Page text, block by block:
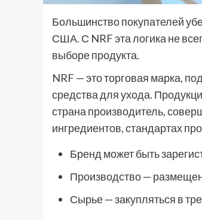
Большинство покупателей
США. С NRF эта логика не
выборе продукта.
NRF — это торговая марка,
средства для ухода.
страна производитель,
ингредиентов, стандартах
Бренд может быть
Производство —
Сырье — закупляться в